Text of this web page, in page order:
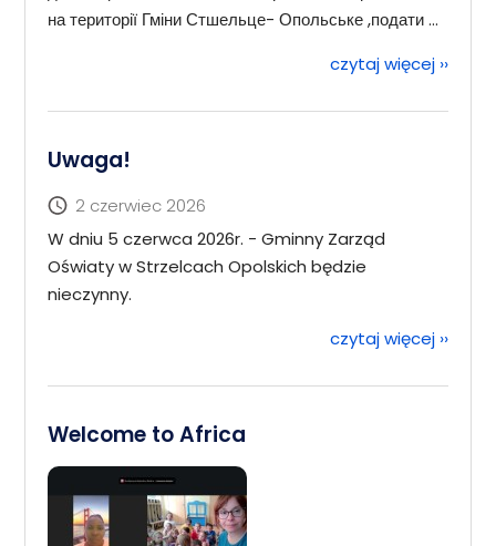
на території Гміни Стшельце- Опольське ,подати ...
czytaj więcej ››
Uwaga!
2 czerwiec 2026
W dniu 5 czerwca 2026r. - Gminny Zarząd
Oświaty w Strzelcach Opolskich będzie
nieczynny.
czytaj więcej ››
Welcome to Africa